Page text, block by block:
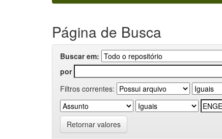
Página de Busca
Buscar em:
por
Filtros correntes:
Retornar valores